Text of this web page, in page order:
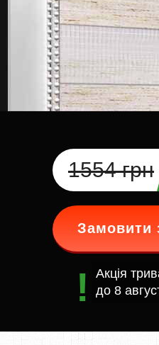
1554 грн
Замовити
Акція
до 8